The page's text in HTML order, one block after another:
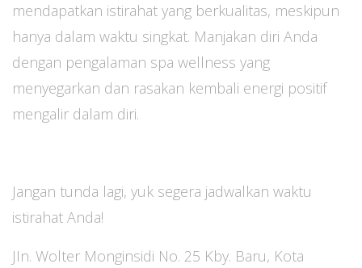
mendapatkan istirahat yang berkualitas, meskipun
hanya dalam waktu singkat. Manjakan diri Anda
dengan pengalaman spa wellness yang
menyegarkan dan rasakan kembali energi positif
mengalir dalam diri.
Jangan tunda lagi, yuk segera jadwalkan waktu
istirahat Anda!
JIn. Wolter Monginsidi No. 25 Kby. Baru, Kota